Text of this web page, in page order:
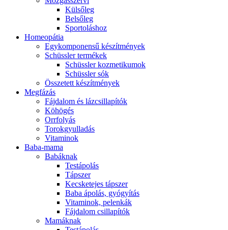
Külsőleg
Belsőleg
Sportoláshoz
Homeopátia
Egykomponensű készítmények
Schüssler termékek
Schüssler kozmetikumok
Schüssler sók
Összetett készítmények
Megfázás
Fájdalom és lázcsillapítók
Köhögés
Orrfolyás
Torokgyulladás
Vitaminok
Baba-mama
Babáknak
Testápolás
Tápszer
Kecsketejes tápszer
Baba ápolás, gyógyítás
Vitaminok, pelenkák
Fájdalom csillapítók
Mamáknak